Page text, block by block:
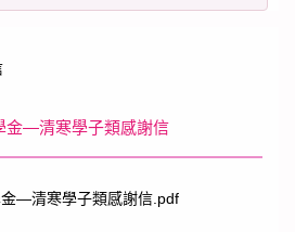
金—清寒學子類感謝信
—清寒學子類感謝信.pdf